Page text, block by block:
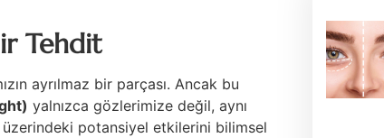
Tehdit
ayrılmaz bir parçası. Ancak bu
yalnızca gözlerimize değil, aynı
üzerindeki potansiyel etkilerini bilimsel